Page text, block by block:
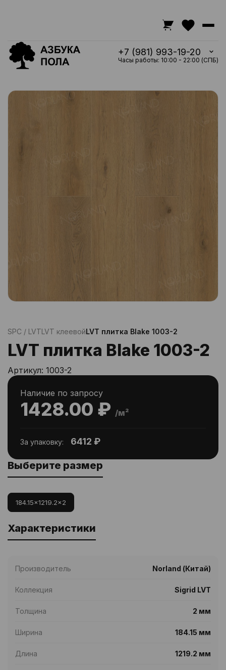
+7 (981) 993-19-20
Часы работы: 10:00 - 22:00 (СПБ)
SPC / LVTLVT клеевойLVT плитка Blake 1003-2
LVT плитка Blake 1003-2
Артикул: 1003-2
1428.00 ₽ /м²
Наличие по запросу
За упаковку: 6412 ₽
Выберите размер
184.15x1219.2x2
Характеристики
Производитель Norland (Китай)
Коллекция Sigrid LVT
Толщина 2 мм
Ширина 184.15 мм
Длина 1219.2 мм